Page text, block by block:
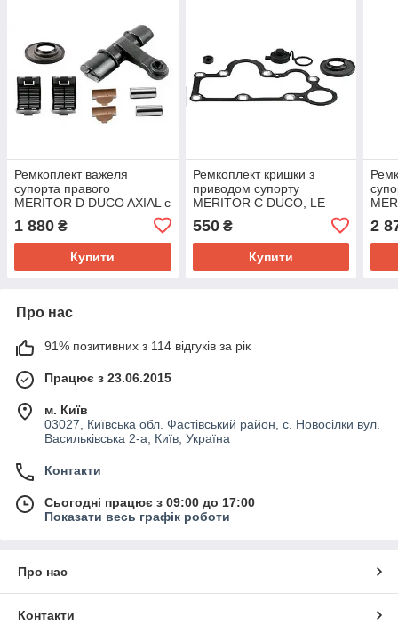
Ремкоплект важеля
супорта правого
MERITOR D DUCO AXIAL c
підшипниками, роликами
➤ MCK1399
1 880 ₴
Купити
Ремкоплект кришки з
приводом супорту
MERITOR C DUCO, LE
550₴
Купити
2
Про нас
91% позитивних з 114 відгуків за рік
Працює з 23.06.2015
м. Київ
03027, Київська обл. Фастівський район, с. Новосілки вул.
Васильківська 2-а, Київ, Україна
Контакти
Сьогодні працює з 09:00 до 17:00
Показати весь графік роботи
Про нас
Контакти